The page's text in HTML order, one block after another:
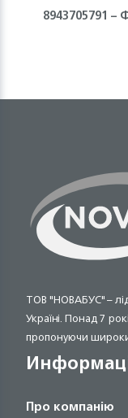
8943705791 –
ТОВ "НОВАБУС" –
Україні. Понад 7
пропонуючи
Про компанію